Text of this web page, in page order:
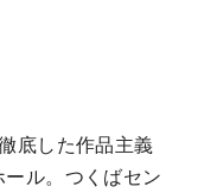
底した作品主義
ル。つくばセン